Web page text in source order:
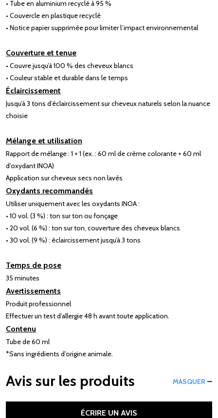
• Tube en aluminium recyclé à 95 %
• Couvercle en plastique recyclé
• Notice papier supprimée pour limiter l’impact environnemental
Couverture et tenue
• Couvre jusqu’à 100 % des cheveux blancs
• Couleur stable et durable dans le temps
Éclaircissement
Jusqu’à 3 tons d’éclaircissement sur cheveux naturels selon la nuance
choisie
Mélange et utilisation
Rapport de mélange : 1 + 1 (ex. : 60 ml de crème colorante + 60 ml
d’oxydant INOA)
Application sur cheveux secs non lavés
Oxydants recommandés
Utiliser uniquement avec les oxydants INOA :
• 10 vol. (3 %) : ton sur ton ou fonçage
• 20 vol. (6 %) : ton sur ton, couverture des cheveux blancs
• 30 vol. (9 %) : éclaircissement jusqu’à 3 tons
Temps de pose
35 minutes
Avertissements
Produit professionnel
Effectuer un test d’allergie 48 h avant toute application.
Contenu
Tube de 60 ml
*Sans ingrédients d’origine animale.
Avis sur les produits MASQUER
ÉCRIRE UN AVIS